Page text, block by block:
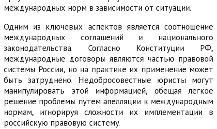
международных норм в зависимости от ситуации.
Одним из ключевых аспектов является соотношение
международных соглашений и национального
законодательства. Согласно Конституции РФ,
международные договоры являются частью правовой
системы России, но на практике их применение может
быть затруднено. Недобросовестные юристы могут
манипулировать этой информацией, обещая легкое
решение проблемы путем апелляции к международным
нормам, игнорируя сложности их имплементации в
российскую правовую систему.